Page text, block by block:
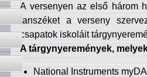
A versenyen az első három
tanszéket a verseny
csapatok iskoláit
A tárgynyeremények,
National Instruments